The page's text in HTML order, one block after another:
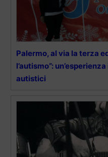
Palermo, al via la terza
l’autismo”:
autistici